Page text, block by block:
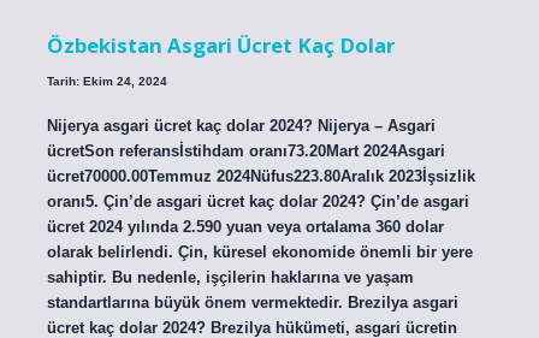
Özbekistan Asgari Ücret Kaç Dolar
Tarih: Ekim 24, 2024
Nijerya asgari ücret kaç dolar 2024? Nijerya – Asgari
ücretSon referansİstihdam oranı73.20Mart 2024Asgari
ücret70000.00Temmuz 2024Nüfus223.80Aralık 2023İşsizlik
oranı5. Çin’de asgari ücret kaç dolar 2024? Çin’de asgari
ücret 2024 yılında 2.590 yuan veya ortalama 360 dolar
olarak belirlendi. Çin, küresel ekonomide önemli bir yere
sahiptir. Bu nedenle, işçilerin haklarına ve yaşam
standartlarına büyük önem vermektedir. Brezilya asgari
ücret kaç dolar 2024? Brezilya hükümeti, asgari ücretin